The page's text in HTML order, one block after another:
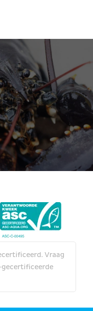
Vraag
gecertificeerde